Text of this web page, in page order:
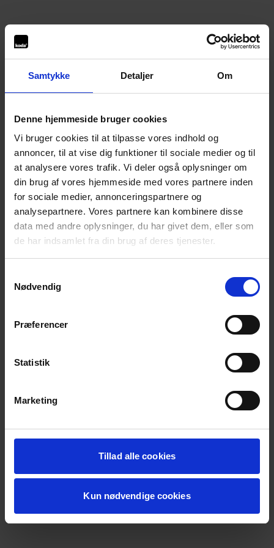
Samtykke Detaljer Om
Denne hjemmeside bruger cookies
Vi bruger cookies til at tilpasse vores indhold og
annoncer, til at vise dig funktioner til sociale medier og til
at analysere vores trafik. Vi deler også oplysninger om
din brug af vores hjemmeside med vores partnere inden
for sociale medier, annonceringspartnere og
analysepartnere. Vores partnere kan kombinere disse
data med andre oplysninger, du har givet dem, eller som
de har indsamlet fra din brug af deres tjenester.
Nødvendig
Præferencer
Statistik
Marketing
Tillad alle cookies
Kun nødvendige cookies
loadingkoda.dk for more information).